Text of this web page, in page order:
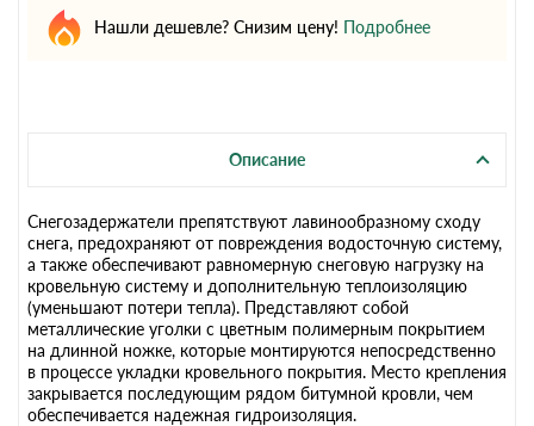
Нашли дешевле? Снизим цену! Подробнее
Описание
Снегозадержатели препятствуют лавинообразному сходу
снега, предохраняют от повреждения водосточную систему,
а также обеспечивают равномерную снеговую нагрузку на
кровельную систему и дополнительную теплоизоляцию
(уменьшают потери тепла). Представляют собой
металлические уголки с цветным полимерным покрытием
на длинной ножке, которые монтируются непосредственно
в процессе укладки кровельного покрытия. Место крепления
закрывается последующим рядом битумной кровли, чем
обеспечивается надежная гидроизоляция.